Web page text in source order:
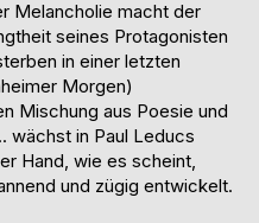
Melancholie macht der
seines Protagonisten
in einer letzten
Morgen)
Mischung aus Poesie und
wächst in Paul Leducs
Hand, wie es scheint,
und zügig entwickelt.